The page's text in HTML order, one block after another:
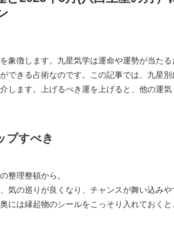
象徴します。九星気学は運命や運勢が当た
できる占術なのです。この記事では、九星別
します。上げるべき運を上げると、他の運
プすべき
整理整頓から。
気の巡りが良くなり、チャンスが舞い込み
には縁起物のシールをこっそり入れておくと